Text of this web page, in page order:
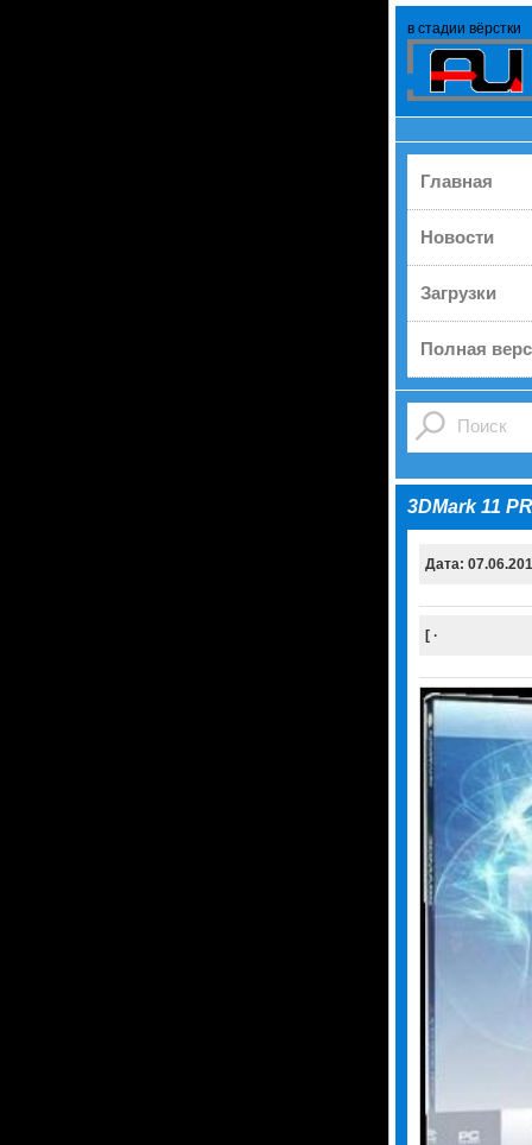
в стадии вёрстки
Главная
Новости
Загрузки
Полная
3DMark 11
Дата:
[ ·